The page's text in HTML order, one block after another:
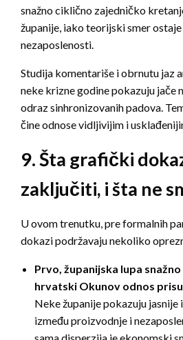
snažno ciklično zajedničko
županije, iako teorijski smer
nezaposlenosti.
Studija komentariše i obrnutu jaz
neke krizne godine pokazuju jače
odraz sinhronizovanih padova.
čine odnose vidljivijim i
9. Šta grafički
zaključiti, i šta ne
U ovom trenutku, pre formalnih
dokazi podržavaju nekoliko
Prvo, županijska lupa
hrvatski Okunov odnos
Neke županije pokazuju jasnije
između proizvodnje i